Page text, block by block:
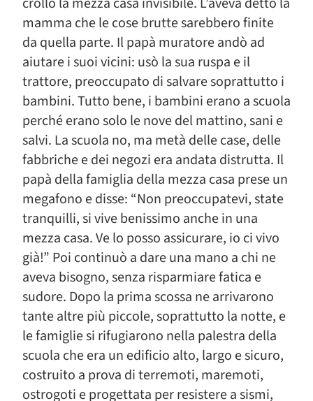
mamma che le cose brutte sarebbero finite
da quella parte. Il papà muratore andò ad
aiutare i suoi vicini: usò la sua ruspa e il
trattore, preoccupato di salvare soprattutto i
bambini. Tutto bene, i bambini erano a scuola
perché erano solo le nove del mattino, sani e
salvi. La scuola no, ma metà delle case, delle
fabbriche e dei negozi era andata distrutta. Il
papà della famiglia della mezza casa prese un
megafono e disse: “Non preoccupatevi, state
tranquilli, si vive benissimo anche in una
mezza casa. Ve lo posso assicurare, io ci vivo
già!” Poi continuò a dare una mano a chi ne
aveva bisogno, senza risparmiare fatica e
sudore. Dopo la prima scossa ne arrivarono
tante altre più piccole, soprattutto la notte, e
le famiglie si rifugiarono nella palestra della
scuola che era un edificio alto, largo e sicuro,
costruito a prova di terremoti, maremoti,
ostrogoti e progettata per resistere a sismi,